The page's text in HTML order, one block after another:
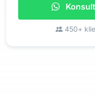
450+